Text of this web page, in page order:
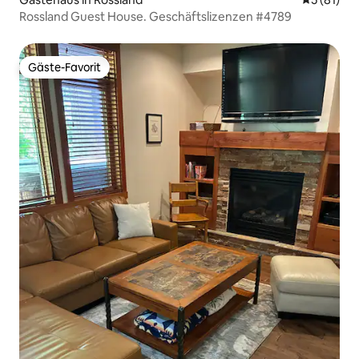
Rossland Guest House. Geschäftslizenzen #4789
Gäste-Favorit
Gäste-Favorit